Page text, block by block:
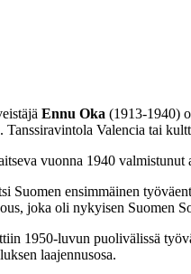
Ennu Oka (1913-1940)
Valencia tai
vuonna 1940 valmistunut
Suomen ensimmäinen
joka oli nykyisen Suomen
1950-luvun puolivälissä
laajennusosa.